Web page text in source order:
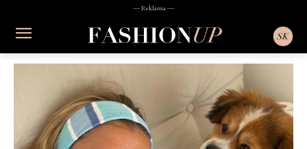
― Reklama ―